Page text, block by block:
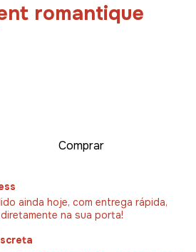
romantique
ainda hoje, com entrega rápida,
na sua porta!